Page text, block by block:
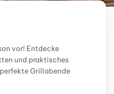
vor! Entdecke
und praktisches
Grillabende